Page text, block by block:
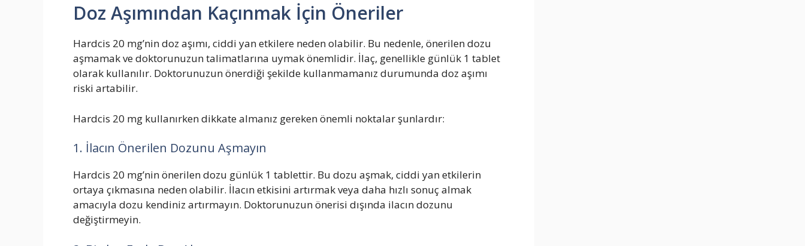
Doz Aşımından Kaçınmak İçin Öneriler
Hardcis 20 mg’nin doz aşımı, ciddi yan etkilere neden olabilir. Bu nedenle, önerilen dozu
aşmamak ve doktorunuzun talimatlarına uymak önemlidir. İlaç, genellikle günlük 1 tablet
olarak kullanılır. Doktorunuzun önerdiği şekilde kullanmamanız durumunda doz aşımı
riski artabilir.
Hardcis 20 mg kullanırken dikkate almanız gereken önemli noktalar şunlardır:
1. İlacın Önerilen Dozunu Aşmayın
Hardcis 20 mg’nin önerilen dozu günlük 1 tablettir. Bu dozu aşmak, ciddi yan etkilerin
ortaya çıkmasına neden olabilir. İlacın etkisini artırmak veya daha hızlı sonuç almak
amacıyla dozu kendiniz artırmayın. Doktorunuzun önerisi dışında ilacın dozunu
değiştirmeyin.